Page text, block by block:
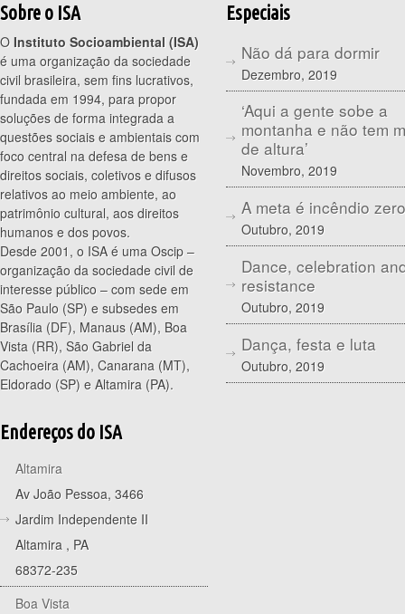
Sobre o ISA
O Instituto Socioambiental (ISA)
é uma organização da sociedade
civil brasileira, sem fins lucrativos,
fundada em 1994, para propor
soluções de forma integrada a
questões sociais e ambientais com
foco central na defesa de bens e
direitos sociais, coletivos e difusos
relativos ao meio ambiente, ao
patrimônio cultural, aos direitos
humanos e dos povos.
Desde 2001, o ISA é uma Oscip –
organização da sociedade civil de
interesse público – com sede em
São Paulo (SP) e subsedes em
Brasília (DF), Manaus (AM), Boa
Vista (RR), São Gabriel da
Cachoeira (AM), Canarana (MT),
Eldorado (SP) e Altamira (PA).
Endereços do ISA
Altamira
Av João Pessoa, 3466
Jardim Independente II
Altamira , PA
68372-235
Boa Vista
Especiais
Não dá para dormir
Dezembro, 2019
‘Aqui a gente sobe a
montanha e não tem
de altura’
Novembro, 2019
A meta é incêndio zero
Outubro, 2019
Dance, celebration
resistance
Outubro, 2019
Dança, festa e luta
Outubro, 2019